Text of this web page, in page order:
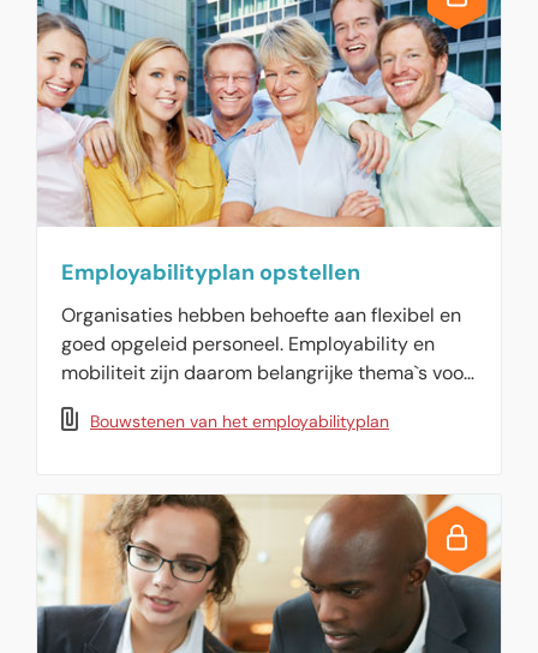
Employabilityplan opstellen
Organisaties hebben behoefte aan flexibel en
goed opgeleid personeel. Employability en
mobiliteit zijn daarom belangrijke thema`s voor
de organisatie. Stel hier uw eigen
employabilityplan samen met deze
Bouwstenen van het employabilityplan